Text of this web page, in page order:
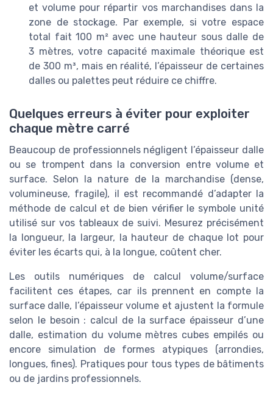
et volume pour répartir vos marchandises dans la
zone de stockage. Par exemple, si votre espace
total fait 100 m² avec une hauteur sous dalle de
3 mètres, votre capacité maximale théorique est
de 300 m³, mais en réalité, l’épaisseur de certaines
dalles ou palettes peut réduire ce chiffre.
Quelques erreurs à éviter pour exploiter
chaque mètre carré
Beaucoup de professionnels négligent l’épaisseur dalle
ou se trompent dans la conversion entre volume et
surface. Selon la nature de la marchandise (dense,
volumineuse, fragile), il est recommandé d’adapter la
méthode de calcul et de bien vérifier le symbole unité
utilisé sur vos tableaux de suivi. Mesurez précisément
la longueur, la largeur, la hauteur de chaque lot pour
éviter les écarts qui, à la longue, coûtent cher.
Les outils numériques de calcul volume/surface
facilitent ces étapes, car ils prennent en compte la
surface dalle, l’épaisseur volume et ajustent la formule
selon le besoin : calcul de la surface épaisseur d’une
dalle, estimation du volume mètres cubes empilés ou
encore simulation de formes atypiques (arrondies,
longues, fines). Pratiques pour tous types de bâtiments
ou de jardins professionnels.